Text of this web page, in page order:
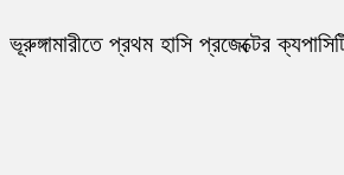
ভূরুঙ্গামারীতে প্রথম হাসি প্রজেক্টের